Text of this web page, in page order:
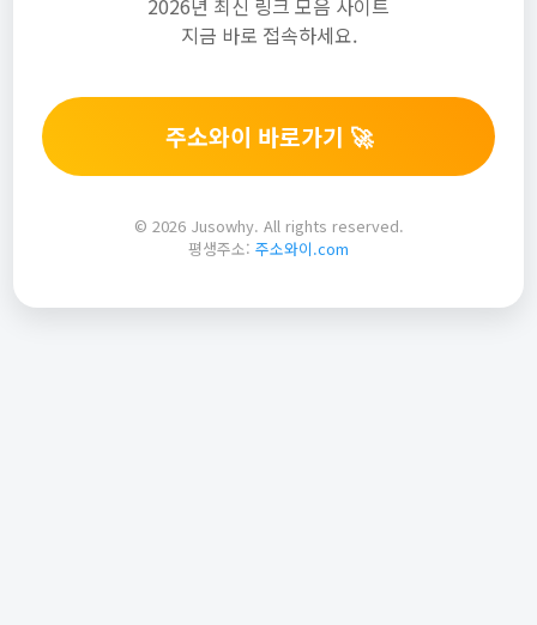
2026년 최신 링크 모음 사이트
지금 바로 접속하세요.
주소와이 바로가기 🚀
© 2026 Jusowhy. All rights reserved.
평생주소: 주소와이.com